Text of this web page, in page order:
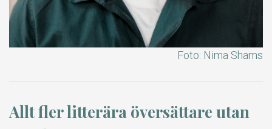
Foto: Nima Shams
Allt fler litterära översättare utan